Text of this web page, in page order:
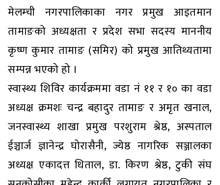
मेलम्ची नगरपालिकाका नगर प्रमुख आइतमान
तामाङको अध्यक्षता र प्रदेश सभा सदस्य माननीय
कृष्ण कुमार तामाङ (समिर) को प्रमुख आतिथ्यतामा
सम्पन्न भएको हो ।
स्वास्थ्य शिविर कार्यक्रममा वडा नं ११ र १० का वडा
अध्यक्ष क्रमशः चन्द्र बहादुर तामाङ र अमृत खनाल,
जनस्वास्थ्य शाखा प्रमुख परशुराम श्रेष्ठ, अस्पताल
ईञ्चार्ज ज्ञानेन्द्र घोरासैनी, ज्येष्ठ नागरिक सञ्जालका
अध्यक्ष एकादत्त धिताल, डा. किरण श्रेष्ठ, टुकी संघ